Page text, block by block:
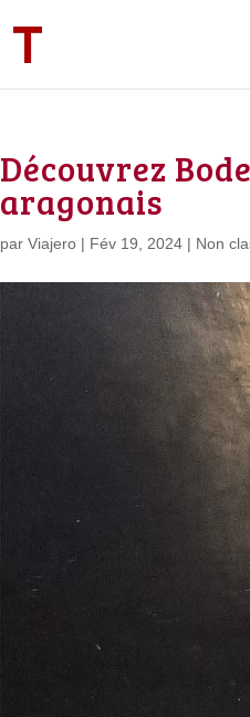
Découvrez
aragonais
parViajero | Fév 19, 2024 | Non